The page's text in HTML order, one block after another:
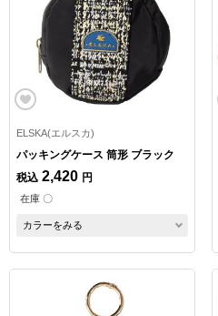
ELSKA(エルスカ)
パッキングケース 筒形 ブラック
税込 2,420 円
在庫 〇
カラーをみる